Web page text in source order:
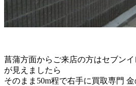
菖蒲方面からご来店の方はセブン
が見えましたら
そのまま50m程で右手に買取専門